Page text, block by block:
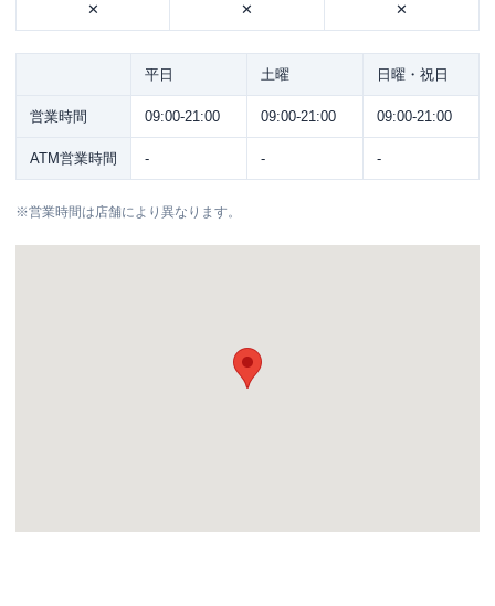
✕ ✕ ✕
平日 土曜 日曜・祝日
営業時間 09:00-21:00 09:00-21:00 09:00-21:00
ATM営業時間 - - -
※営業時間は店舗により異なります。